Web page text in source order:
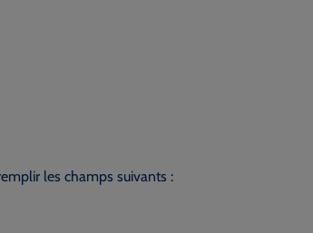
les champs suivants :